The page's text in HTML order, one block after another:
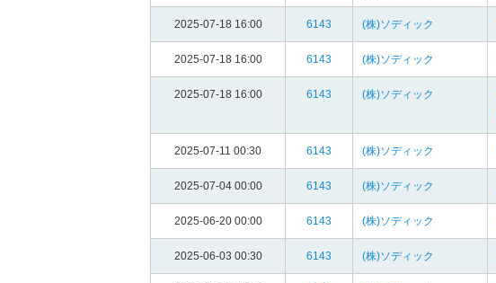
2025-07-18 16:00 6143 (株)ソディック
2025-07-18 16:00 6143 (株)ソディック
2025-07-18 16:00 6143 (株)ソディック
2025-07-11 00:30 6143 (株)ソディック
2025-07-04 00:00 6143 (株)ソディック
2025-06-20 00:00 6143 (株)ソディック
2025-06-03 00:30 6143 (株)ソディック